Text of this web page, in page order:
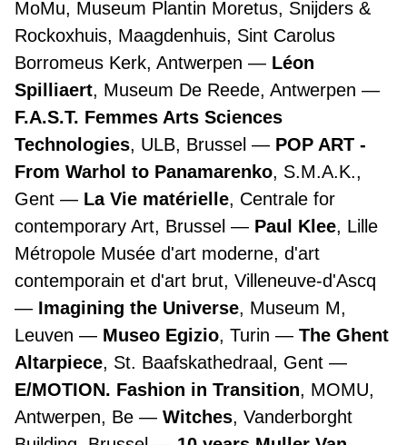
MoMu, Museum Plantin Moretus, Snijders &
Rockoxhuis, Maagdenhuis, Sint Carolus
Borromeus Kerk, Antwerpen
Léon
Spilliaert, Museum De Reede, Antwerpen
F.A.S.T. Femmes Arts Sciences
Technologies, ULB, Brussel
POP ART -
From Warhol to Panamarenko, S.M.A.K.,
Gent
La Vie matérielle, Centrale for
contemporary Art, Brussel
Paul Klee, Lille
Métropole Musée d'art moderne, d'art
contemporain et d'art brut, Villeneuve-d'Ascq
Imagining the Universe, Museum M,
Leuven
Museo Egizio, Turin
The Ghent
Altarpiece, St. Baafskathedraal, Gent
E/MOTION. Fashion in Transition, MOMU,
Antwerpen, Be
Witches, Vanderborght